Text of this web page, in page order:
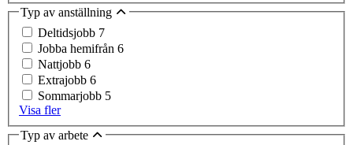
Typ av anställning
Deltidsjobb 7
Jobba hemifrån 6
Nattjobb 6
Extrajobb 6
Sommarjobb 5
Visa fler
Typ av arbete